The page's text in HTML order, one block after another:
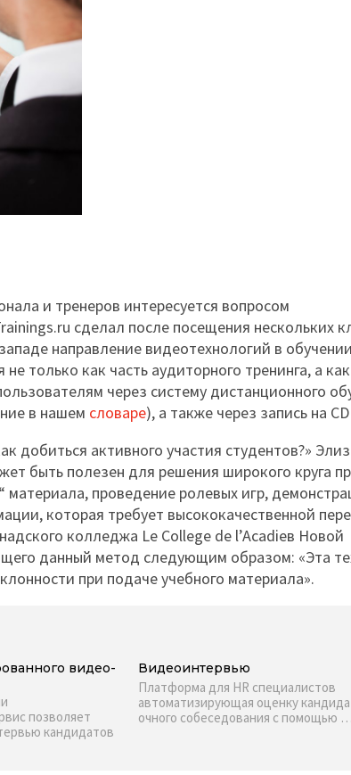
и тренеров интересуется вопросом
сделал после посещения нескольких
направление видеотехнологий в обучении
только как часть аудиторного тренинга, а как
через систему дистанционного
в нашем словаре), а также через запись на
добиться активного участия студентов?»
быть полезен для решения широкого круга
материала, проведение ролевых игр,
которая требует высококачественной
колледжа Le College de l’Acadieв Новой
данный метод следующим образом: «Эта
при подаче учебного материала».
видео-
позволяет
кандидатов
Видеоинтервью
Платформа для HR специалистов
автоматизирующая оценку
очного собеседования с помощью …